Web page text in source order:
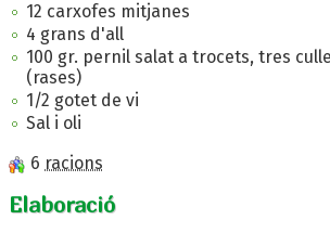
12 carxofes mitjanes
4 grans d'all
100 gr. pernil salat a trocets, tres
(rases)
1/2 gotet de vi
Sal i oli
6 racions
Elaboració